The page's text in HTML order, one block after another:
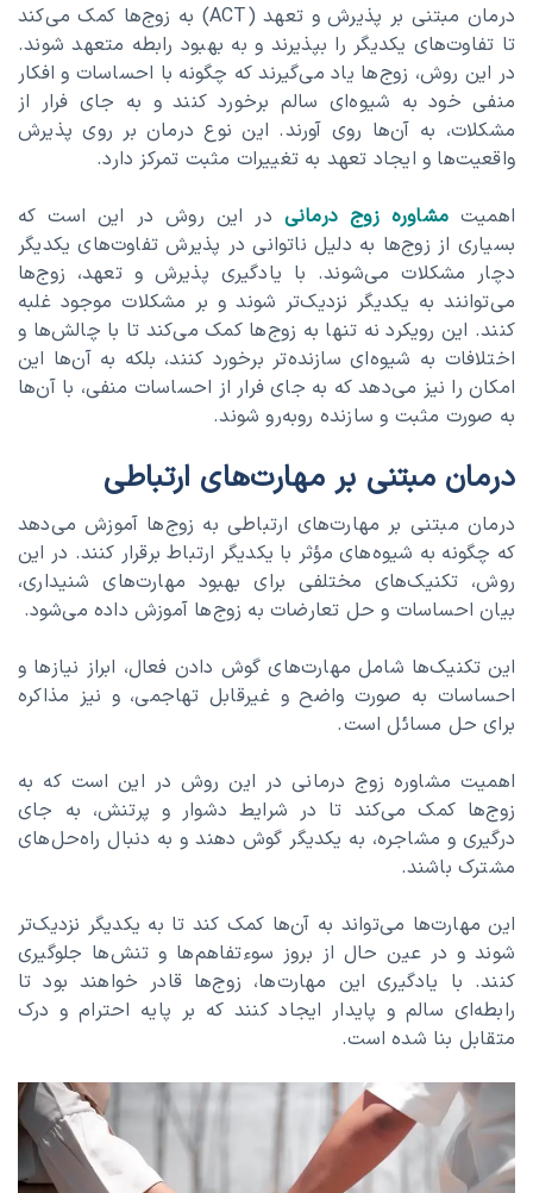
درمان مبتنی بر پذیرش و تعهد (ACT) به زوج‌ها کمک می‌کند
تا تفاوت‌های یکدیگر را بپذیرند و به بهبود رابطه متعهد شوند.
در این روش، زوج‌ها یاد می‌گیرند که چگونه با احساسات و افکار
منفی خود به شیوه‌ای سالم برخورد کنند و به جای فرار از
مشکلات، به آن‌ها روی آورند. این نوع درمان بر روی پذیرش
واقعیت‌ها و ایجاد تعهد به تغییرات مثبت تمرکز دارد.
اهمیتمشاوره زوج درمانی در این روش در این است که
بسیاری از زوج‌ها به دلیل ناتوانی در پذیرش تفاوت‌های یکدیگر
دچار مشکلات می‌شوند. با یادگیری پذیرش و تعهد، زوج‌ها
می‌توانند به یکدیگر نزدیک‌تر شوند و بر مشکلات موجود غلبه
کنند. این رویکرد نه تنها به زوج‌ها کمک می‌کند تا با چالش‌ها و
اختلافات به شیوه‌ای سازنده‌تر برخورد کنند، بلکه به آن‌ها این
امکان را نیز می‌دهد که به جای فرار از احساسات منفی، با آن‌ها
به صورت مثبت و سازنده روبه‌رو شوند.
درمان مبتنی بر مهارت‌های ارتباطی
درمان مبتنی بر مهارت‌های ارتباطی به زوج‌ها آموزش می‌دهد
که چگونه به شیوه‌های مؤثر با یکدیگر ارتباط برقرار کنند. در این
روش، تکنیک‌های مختلفی برای بهبود مهارت‌های شنیداری،
بیان احساسات و حل تعارضات به زوج‌ها آموزش داده می‌شود.
این تکنیک‌ها شامل مهارت‌های گوش دادن فعال، ابراز نیازها و
احساسات به صورت واضح و غیرقابل تهاجمی، و نیز مذاکره
برای حل مسائل است.
اهمیت مشاوره زوج درمانی در این روش در این است که به
زوج‌ها کمک می‌کند تا در شرایط دشوار و پرتنش، به جای
درگیری و مشاجره، به یکدیگر گوش دهند و به دنبال راه‌حل‌های
مشترک باشند.
این مهارت‌ها می‌تواند به آن‌ها کمک کند تا به یکدیگر نزدیک‌تر
شوند و در عین حال از بروز سوءتفاهم‌ها و تنش‌ها جلوگیری
کنند. با یادگیری این مهارت‌ها، زوج‌ها قادر خواهند بود تا
رابطه‌ای سالم و پایدار ایجاد کنند که بر پایه احترام و درک
متقابل بنا شده است.